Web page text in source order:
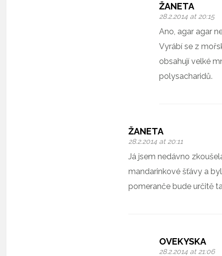
ŽANETA
28.2.2014 at 20:15
Ano, agar agar
Vyrábí se z
obsahují velké
polysacharidů.
ŽANETA
28.2.2014 at 20:11
Já jsem nedávno
mandarinkové šťávy a
pomeranče bude určitě
OVEKYSKA
28.2.2014 at 21:06